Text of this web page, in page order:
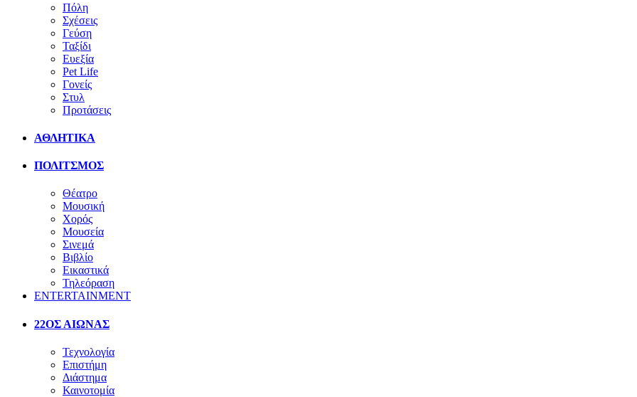
Πόλη
Σχέσεις
Γεύση
Ταξίδι
Ευεξία
Pet Life
Γονείς
Στυλ
Προτάσεις
ΑΘΛΗΤΙΚΑ
ΠΟΛΙΤΣΜΟΣ
Θέατρο
Μουσική
Χορός
Μουσεία
Σινεμά
Βιβλίο
Εικαστικά
Τηλεόραση
ENTERTAINMENT
22ΟΣ ΑΙΩΝΑΣ
Τεχνολογία
Επιστήμη
Διάστημα
Καινοτομία